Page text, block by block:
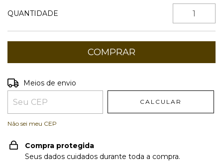
QUANTIDADE
Entregas para o CEP:
Meios de envio
CALCULAR
Não sei meu CEP
Compra protegida
Seus dados cuidados durante toda a compra.